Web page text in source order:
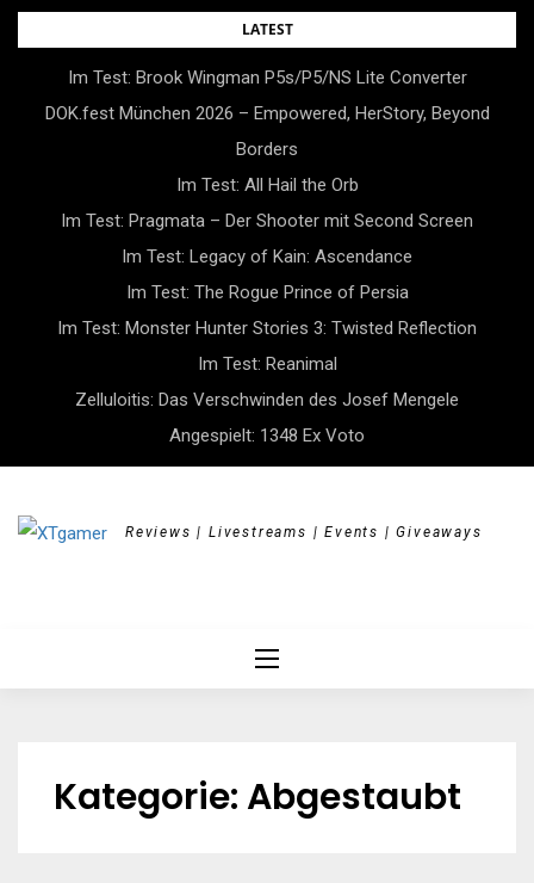
Skip
LATEST
Im Test: Brook Wingman P5s/P5/NS Lite Converter
DOK.fest München 2026 – Empowered, HerStory, Beyond
Borders
Im Test: All Hail the Orb
Im Test: Pragmata – Der Shooter mit Second Screen
Im Test: Legacy of Kain: Ascendance
Im Test: The Rogue Prince of Persia
Im Test: Monster Hunter Stories 3: Twisted Reflection
Im Test: Reanimal
Zelluloitis: Das Verschwinden des Josef Mengele
Angespielt: 1348 Ex Voto
Reviews | Livestreams | Events | Giveaways
Kategorie: Abgestaubt